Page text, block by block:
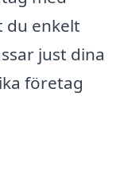
du enkelt
just dina
företag